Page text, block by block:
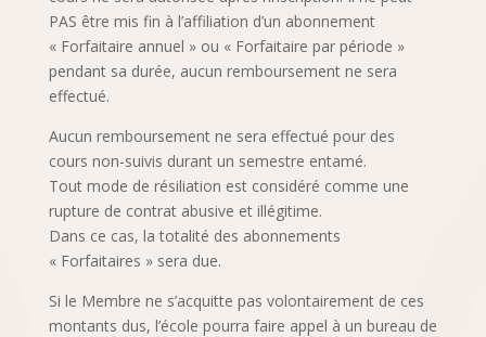
PAS être mis fin à l’affiliation d’un abonnement
« Forfaitaire annuel » ou « Forfaitaire par période »
pendant sa durée, aucun remboursement ne sera
effectué.
Aucun remboursement ne sera effectué pour des
cours non-suivis durant un semestre entamé.
Tout mode de résiliation est considéré comme une
rupture de contrat abusive et illégitime.
Dans ce cas, la totalité des abonnements
« Forfaitaires » sera due.
Si le Membre ne s’acquitte pas volontairement de ces
montants dus, l’école pourra faire appel à un bureau de